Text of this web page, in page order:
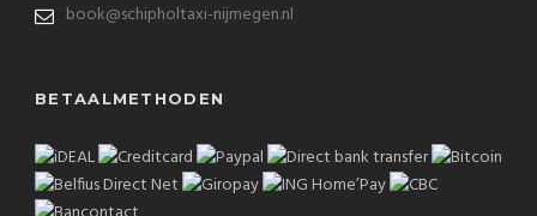
book@schipholtaxi-nijmegen.nl
BETAALMETHODEN